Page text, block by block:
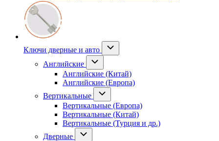
Ключи дверные и авто
Английские
Английские (Китай)
Английские (Европа)
Вертикальные
Вертикальные (Европа)
Вертикальные (Китай)
Вертикальные (Турция и др.)
Дверные